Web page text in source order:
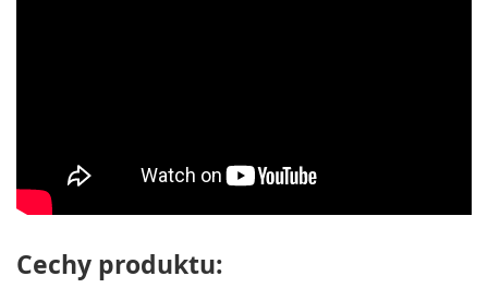
Cechy produktu: